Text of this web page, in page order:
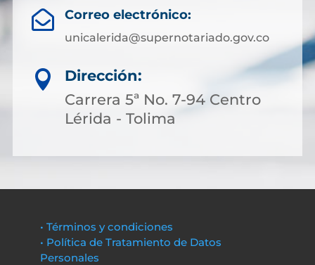
 Correo electrónico:
unicalerida@supernotariado.gov.co

Dirección:
Carrera 5ª No. 7-94 Centro
Lérida - Tolima
• Términos y condiciones
• Política de Tratamiento de Datos
Personales